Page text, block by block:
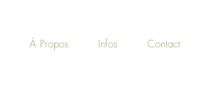
À Propos Infos Contact